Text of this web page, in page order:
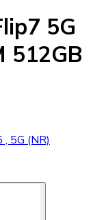
5G
512GB
5G (NR)